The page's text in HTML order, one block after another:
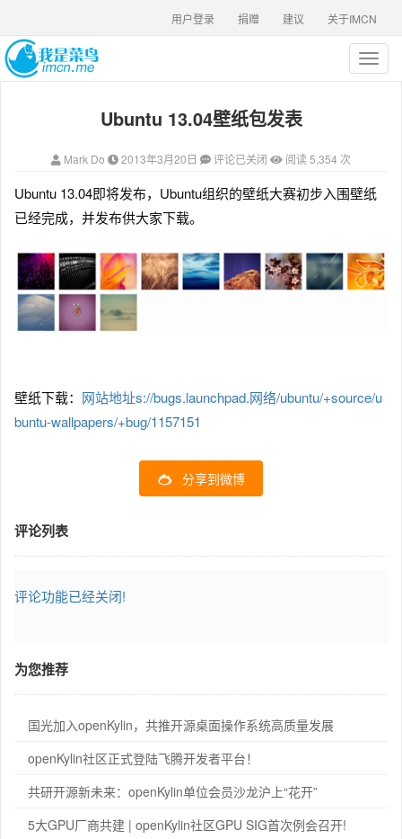
关于IMCN
建议
捐赠
用户登录
T
o
a
v
a
t
i
Ubuntu 13.04壁纸包发表
Mark Do 2013年3月20日 评论已关闭 阅读 5,354 次
Ubuntu 13.04即将发布，Ubuntu组织的壁纸大赛初步入围壁纸
已经完成，并发布供大家下载。
壁纸下载： 网站地址s://bugs.launchpad.网络/ubuntu/+source/u
buntu-wallpapers/+bug/1157151
分享到微博
评论列表
评论功能已经关闭!
为您推荐
国光加入openKylin，共推开源桌面操作系统高质量发展
openKylin社区正式登陆飞腾开发者平台！
共研开源新未来：openKylin单位会员沙龙沪上“花开”
5大GPU厂商共建 | openKylin社区GPU SIG首次例会召开!